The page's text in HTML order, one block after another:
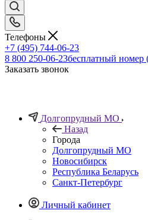
Телефоны
+7 (495) 744-06-23
8 800 250-06-23бесплатный номер
Заказать звонок
Долгопрудный МО
Назад
Города
Долгопрудный МО
Новосибирск
Республика Беларусь
Санкт-Петербург
Личный кабинет